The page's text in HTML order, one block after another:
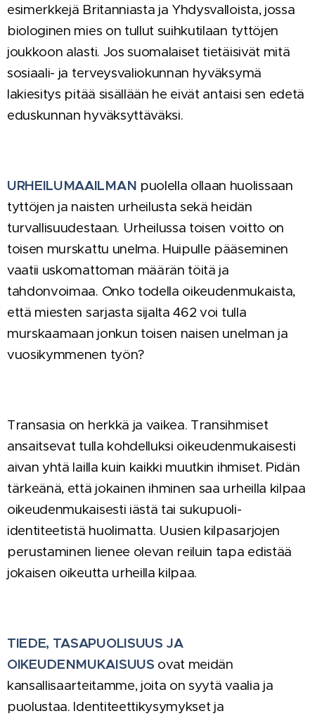
esimerkkejä Britanniasta ja Yhdysvalloista, jossa
biologinen mies on tullut suihkutilaan tyttöjen
joukkoon alasti. Jos suomalaiset tietäisivät mitä
sosiaali- ja terveysvaliokunnan hyväksymä
lakiesitys pitää sisällään he eivät antaisi sen edetä
eduskunnan hyväksyttäväksi.
URHEILUMAAILMAN puolella ollaan huolissaan
tyttöjen ja naisten urheilusta sekä heidän
turvallisuudestaan. Urheilussa toisen voitto on
toisen murskattu unelma. Huipulle pääseminen
vaatii uskomattoman määrän töitä ja
tahdonvoimaa. Onko todella oikeudenmukaista,
että miesten sarjasta sijalta 462 voi tulla
murskaamaan jonkun toisen naisen unelman ja
vuosikymmenen työn?
Transasia on herkkä ja vaikea. Transihmiset
ansaitsevat tulla kohdelluksi oikeudenmukaisesti
aivan yhtä lailla kuin kaikki muutkin ihmiset. Pidän
tärkeänä, että jokainen ihminen saa urheilla kilpaa
oikeudenmukaisesti iästä tai sukupuoli-
identiteetistä huolimatta. Uusien kilpasarjojen
perustaminen lienee olevan reiluin tapa edistää
jokaisen oikeutta urheilla kilpaa.
TIEDE, TASAPUOLISUUS JA
OIKEUDENMUKAISUUS ovat meidän
kansallisaarteitamme, joita on syytä vaalia ja
puolustaa. Identiteettikysymykset ja